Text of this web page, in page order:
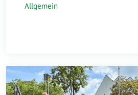
Allgemein